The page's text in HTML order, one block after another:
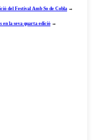
del Festival Amb So de Cobla →
en la seva quarta edició →